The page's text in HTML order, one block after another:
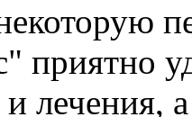
приятно
и лечения,